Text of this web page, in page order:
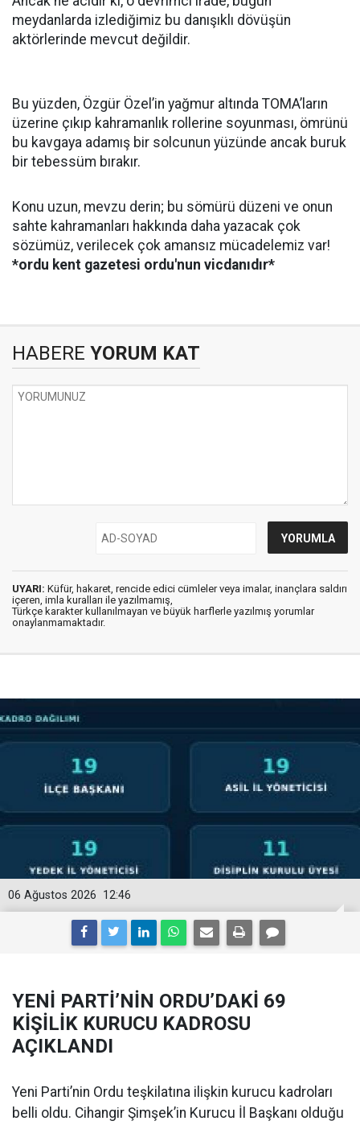
meydanlarda izlediğimiz bu danışıklı dövüşün
aktörlerinde mevcut değildir.
Bu yüzden, Özgür Özel’in yağmur altında TOMA’ların
üzerine çıkıp kahramanlık rollerine soyunması, ömrünü
bu kavgaya adamış bir solcunun yüzünde ancak buruk
bir tebessüm bırakır.
Konu uzun, mevzu derin; bu sömürü düzeni ve onun
sahte kahramanları hakkında daha yazacak çok
sözümüz, verilecek çok amansız mücadelemiz var!
*ordu kent gazetesi ordu'nun vicdanıdır*
HABERE YORUM KAT
UYARI: Küfür, hakaret, rencide edici cümleler veya imalar, inançlara saldırı
içeren, imla kuralları ile yazılmamış,
Türkçe karakter kullanılmayan ve büyük harflerle yazılmış yorumlar
onaylanmamaktadır.
12:46
06 Ağustos 2026
YENİ PARTİ’NİN ORDU’DAKİ 69
KİŞİLİK KURUCU KADROSU
AÇIKLANDI
Yeni Parti’nin Ordu teşkilatına ilişkin kurucu kadroları
belli oldu. Cihangir Şimşek’in Kurucu İl Başkanı olduğu